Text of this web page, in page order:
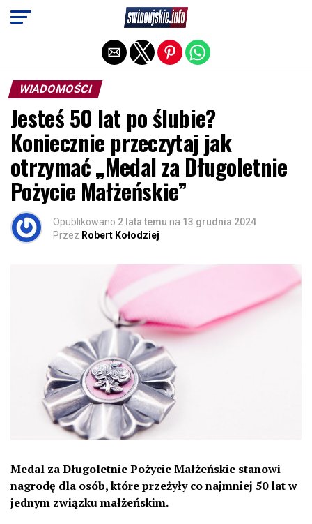
WIADOMOŚCI
Jesteś 50 lat po ślubie?
Koniecznie przeczytaj jak
otrzymać „Medal za Długoletnie
Pożycie Małżeńskie”
Opublikowano 2 lata temu na 13 grudnia 2024
Przez Robert Kołodziej
Medal za Długoletnie Pożycie Małżeńskie stanowi
nagrodę dla osób, które przeżyły co najmniej 50 lat w
jednym związku małżeńskim.
Exit mobile version